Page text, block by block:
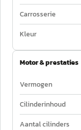
Carrosserie
Kleur
Motor & prestaties
Vermogen
Cilinderinhoud
Aantal cilinders